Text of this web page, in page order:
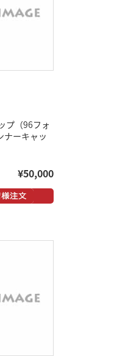
プ（96フォ
ナーキャッ
¥50,000